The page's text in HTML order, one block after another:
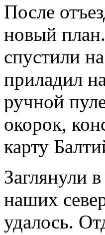
После
новый
спустили
приладил
ручной
окорок,
карту
Заглянули
наших
удалось.